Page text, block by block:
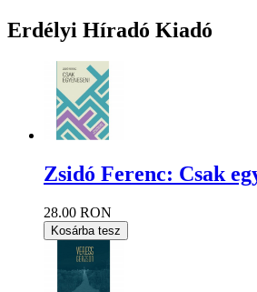
Erdélyi Híradó Kiadó
Zsidó Ferenc: Csak
28.00 RON
Kosárba tesz